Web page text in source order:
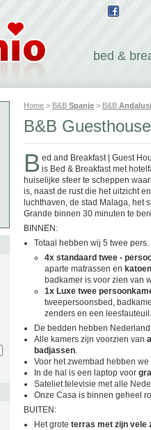
bed &
Home > B&B Spanje > B&B
B&B
B ed and Breakfast | Guest
is Bed & Breakfast met
huiselijke sfeer te scheppen
is, naast de rust die het uitzicht
luchthaven, de stad Malaga, het
Grande binnen 30 minuten te
BINNEN:
Totaal hebben wij 5 twee
4x standaard twee -
aparte matrassen en
badkamer is voor zien van
1x Luxe twee
tweepersoonsbed,
zenders en een
De bedden hebben
Alle kamers zijn voorzien van
badjassen.
Voor het zwembad hebben we
In de hal is een laptop voor
Sateliet televisie met alle
Onze Casa is binnen geheel
BUITEN:
Het grote terras met zijn vele